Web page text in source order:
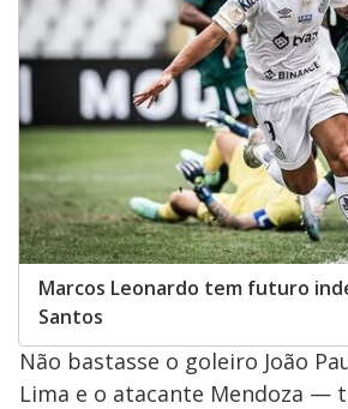
Marcos Leonardo tem futuro
Santos
Não bastasse o goleiro João
Lima e o atacante Mendoza —